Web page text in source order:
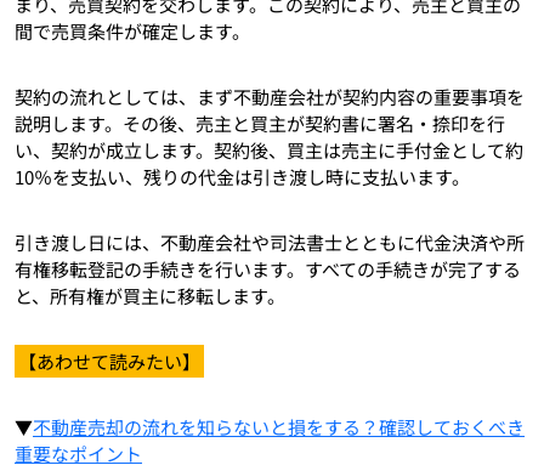
間で売買条件が確定します。
契約の流れとしては、まず不動産会社が契約内容の重要事項を
説明します。その後、売主と買主が契約書に署名・捺印を行
い、契約が成立します。契約後、買主は売主に手付金として約
10％を支払い、残りの代金は引き渡し時に支払います。
引き渡し日には、不動産会社や司法書士とともに代金決済や所
有権移転登記の手続きを行います。すべての手続きが完了する
と、所有権が買主に移転します。
【あわせて読みたい】
▼不動産売却の流れを知らないと損をする？確認しておくべき
重要なポイント